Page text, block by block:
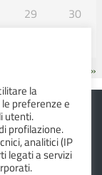
29
30
SET »
la
preferenze e
utenti.
profilazione.
analitici (IP
legati a servizi